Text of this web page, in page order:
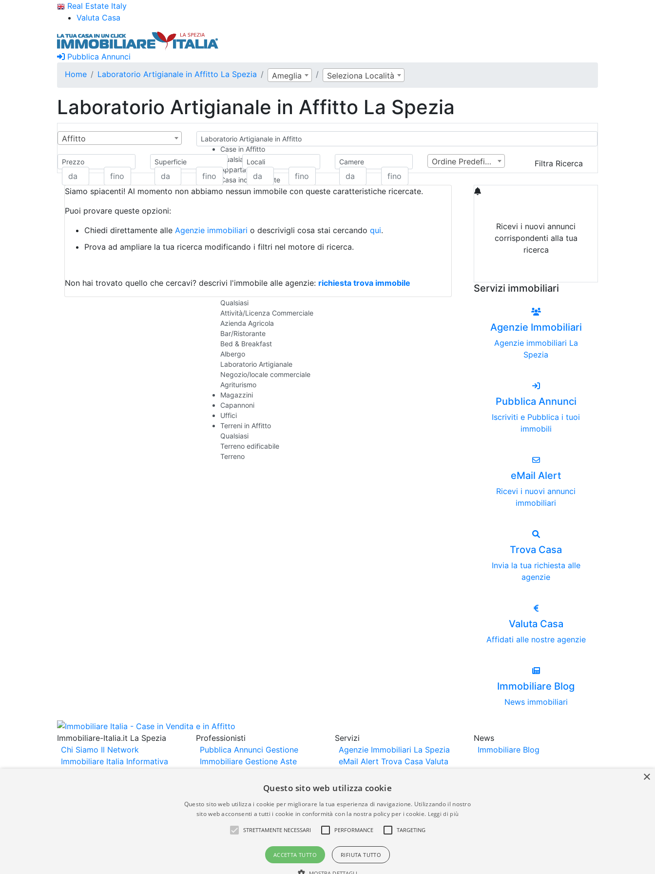
Real Estate Italy
Valuta Casa
Pubblica Annunci
Home
Laboratorio Artigianale in Affitto La Spezia Ameglia Seleziona Località
Laboratorio Artigianale in Affitto La Spezia
Affitto
Laboratorio Artigianale in Affitto
Case in Affitto
Qualsiasi
Appartamento
Casa indipendente
Casa Semi-indipendente
Rustico/Casale
Camera d'Albergo
Box/Garage
Qualsiasi
Attività/Licenza Commerciale
Azienda Agricola
Bar/Ristorante
Bed & Breakfast
Albergo
Laboratorio Artigianale
Negozio/locale commerciale
Agriturismo
Magazzini
Capannoni
Uffici
Terreni in Affitto
Qualsiasi
Terreno edificabile
Terreno
Prezzo Superficie Locali Camere Ordine Predefinito Filtra Ricerca
Siamo spiacenti! Al momento non abbiamo nessun immobile con queste caratteristiche ricercate.
Puoi provare queste opzioni:
Chiedi direttamente alle Agenzie immobiliari o descrivigli cosa stai cercando qui.
Prova ad ampliare la tua ricerca modificando i filtri nel motore di ricerca.
Non hai trovato quello che cercavi? descrivi l'immobile alle agenzie: richiesta trova immobile
Ricevi i nuovi annunci
corrispondenti alla tua
ricerca
Servizi immobiliari
Agenzie Immobiliari
Agenzie immobiliari La
Spezia
Pubblica Annunci
Iscriviti e Pubblica i tuoi
immobili
eMail Alert
Ricevi i nuovi annunci
immobiliari
Trova Casa
Invia la tua richiesta alle
agenzie
Valuta Casa
Affidati alle nostre agenzie
Immobiliare Blog
News immobiliari
Immobiliare-Italia.it La Spezia
Chi Siamo Il Network
Immobiliare Italia Informativa
Professionisti
Pubblica Annunci Gestione
Immobiliare Gestione Aste
Importazione
Servizi
Agenzie Immobiliari La Spezia
eMail Alert Trova Casa Valuta
News
Immobiliare Blog
Gli annunci immobiliari presenti su immobiliare-italia.it vengono pubblicati da agenzie immobiliari e costruttori. La pubblicazione degli annunci
italia.it quindi non è responsabile della veridicità, della correttezza, della completezza, della normativa in materia di privacy e/o di alcun altro
×
Questo sito web utilizza cookie
Questo sito web utilizza i cookie per migliorare la tua esperienza di navigazione. Utilizzando il nostro
sito web acconsenti a tutti i cookie in conformità con la nostra policy per i cookie. Leggi di più
STRETTAMENTE NECESSARI PERFORMANCE TARGETING
ACCETTA TUTTO RIFIUTA TUTTO